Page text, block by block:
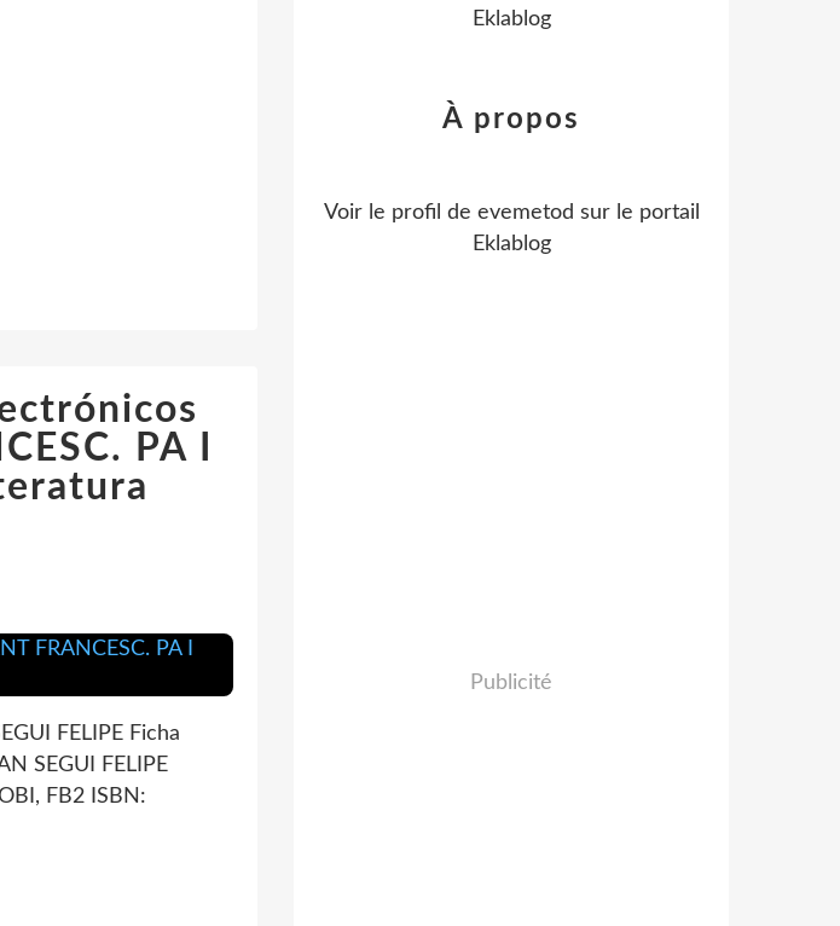
PA I
FELIPE Ficha
SEGUI FELIPE
FB2 ISBN:
Eklablog
À propos
Voir le profil de evemetod sur le portail
Eklablog
Publicité